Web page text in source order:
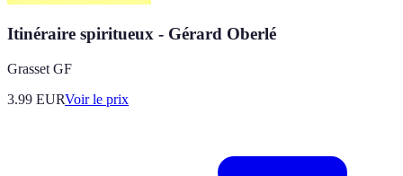
Itinéraire spiritueux - Gérard Oberlé
Grasset GF
3.99 EURVoir le prix